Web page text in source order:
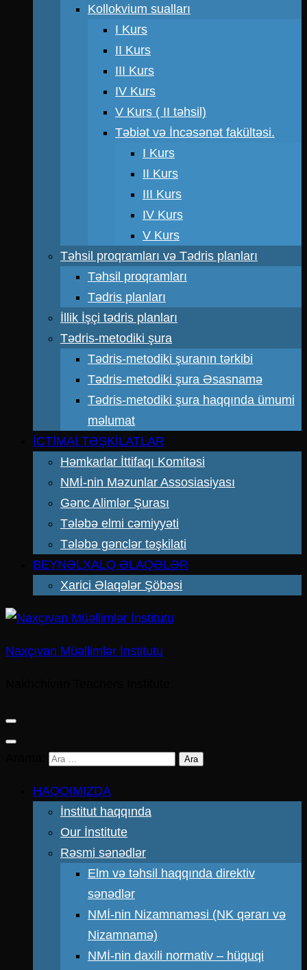
Kollokvium sualları
I Kurs
II Kurs
III Kurs
IV Kurs
V Kurs ( II təhsil)
Təbiət və İncəsənət fakültəsi.
I Kurs
II Kurs
III Kurs
IV Kurs
V Kurs
Təhsil proqramları və Tədris planları
Təhsil proqramları
Tədris planları
İllik İşçi tədris planları
Tədris-metodiki şura
Tədris-metodiki şuranın tərkibi
Tədris-metodiki şura Əsasnamə
Tədris-metodiki şura haqqında ümumi
məlumat
İCTİMAİ TƏŞKİLATLAR
Həmkarlar İttifaqı Komitəsi
NMİ-nin Məzunlar Assosiasiyası
Gənc Alimlər Şurası
Tələbə elmi cəmiyyəti
Tələbə gənclər təşkilati
BEYNƏLXALQ ƏLAQƏLƏR
Xarici Əlaqələr Şöbəsi
Naxçıvan Müəllimlər İnstitutu
HAQQIMIZDA
İnstitut haqqında
Our İnstitute
Rəsmi sənədlər
Elm və təhsil haqqında direktiv
sənədlər
NMİ-nin Nizamnaməsi (NK qərarı və
Nizamnamə)
NMİ-nin daxili normativ – hüquqi